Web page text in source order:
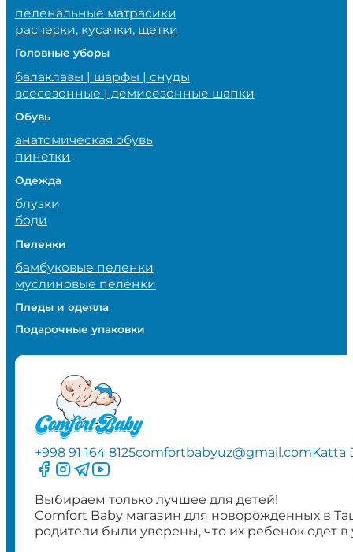
пеленальные матрасики
расчески, кусачки, щетки
Головные уборы
балаклавы | шарфы | снуды
всесезонные | демисезонные шапки
Обувь
анатомическая обувь
пинетки
Одежда
блузки
боди
Пеленки
бамбуковые пеленки
муслиновые пеленки
Пледы и одеяла
Подарочные упаковки
+998 91 164 8125comfortbabyuz@gmail.comKatta
Следите за нами на Facebook
Следите за нами в Instagram
Следите за нами в Telegram
Следите за нами в YouTube
Выбираем только лучшее для детей!
Comfort Baby магазин для новорожденных в
родители были уверены, что их ребенок одет